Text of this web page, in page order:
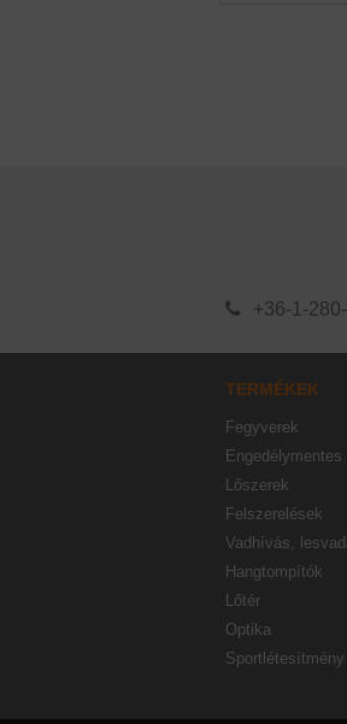
+36-1-
TERMÉKEK
Fegyverek
Lőszerek
Felszerelések
Vadhívás,
Hangtompítók
Lőtér
Optika